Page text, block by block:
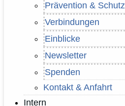
Prävention & Schutz
Verbindungen
Einblicke
Newsletter
Spenden
Kontakt & Anfahrt
Intern